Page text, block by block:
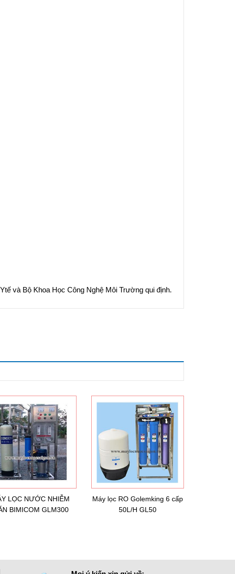
và Bộ Khoa Học Công Nghệ Môi Trường qui định.
LỌC NƯỚC NHIỄM
BIMICOM GLM300
Máy lọc RO Golemking 6 cấp
50L/H GL50